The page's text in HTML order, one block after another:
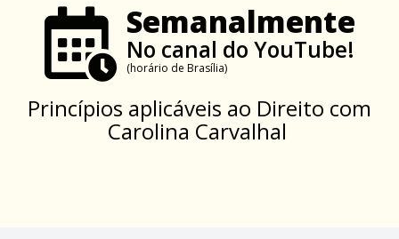
Semanalmente
No canal do YouTube!
(horário de Brasília)
Princípios aplicáveis ao Direito com
Carolina Carvalhal